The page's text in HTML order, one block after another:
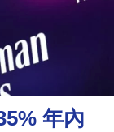
年內